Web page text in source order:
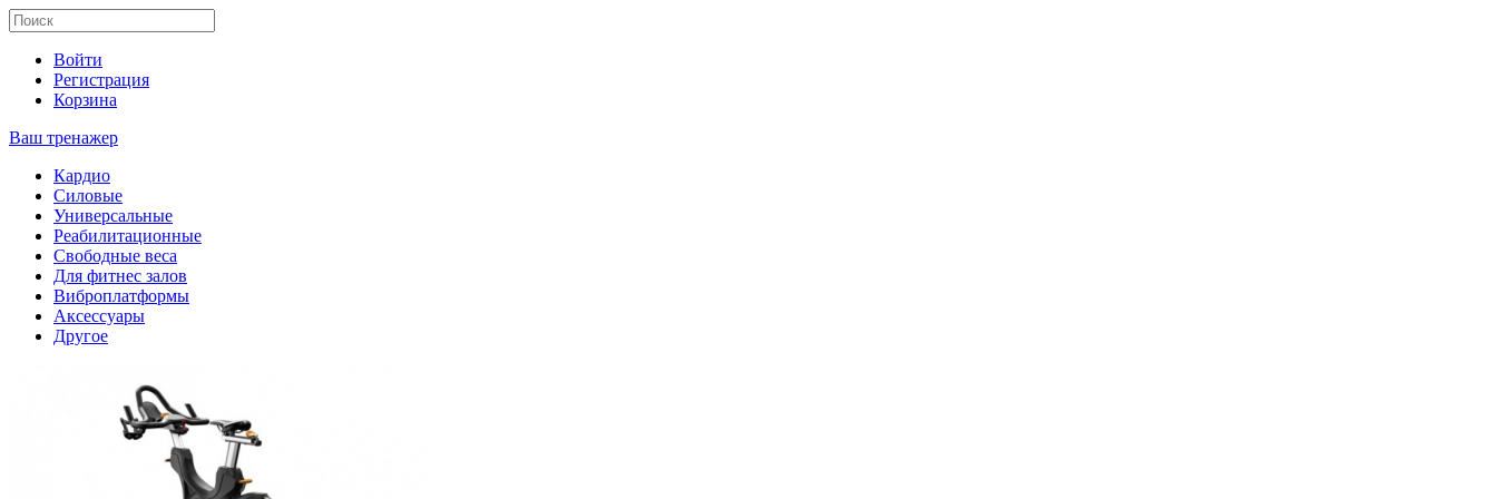
Войти
Регистрация
Корзина
Ваш тренажер
Кардио
Силовые
Универсальные
Реабилитационные
Свободные веса
Для фитнес залов
Виброплатформы
Аксессуары
Другое